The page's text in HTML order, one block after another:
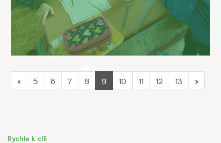
« 5 6 7 8 9 10 11 12 13 »
Rychle k cíli